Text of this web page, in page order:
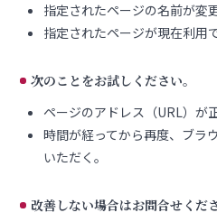
指定されたページの名前が変
指定されたページが現在利用
次のことをお試しください。
ページのアドレス（URL）が
時間が経ってから再度、ブラ
いただく。
改善しない場合はお問合せくださ